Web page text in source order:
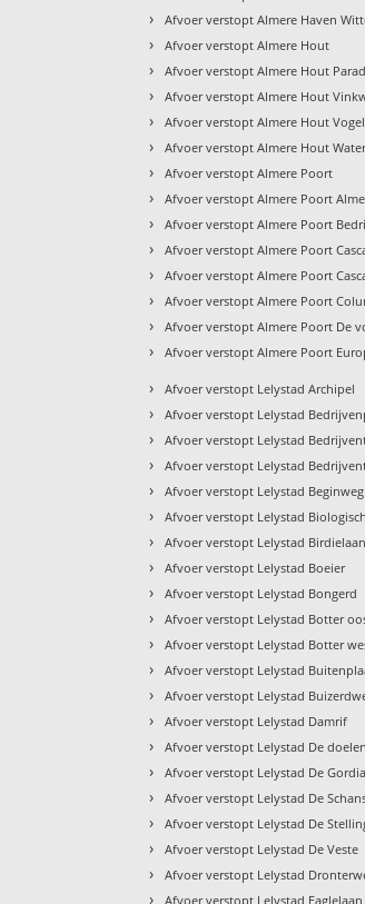
› Afvoer verstopt Almere Haven
› Afvoer verstopt Almere Hout
› Afvoer verstopt Almere Hout
› Afvoer verstopt Almere Hout
› Afvoer verstopt Almere Hout
› Afvoer verstopt Almere Hout
› Afvoer verstopt Almere Poort
› Afvoer verstopt Almere Poort
› Afvoer verstopt Almere Poort
› Afvoer verstopt Almere Poort
› Afvoer verstopt Almere Poort
› Afvoer verstopt Almere Poort
› Afvoer verstopt Almere Poort De
› Afvoer verstopt Almere Poort
› Afvoer verstopt Lelystad Archipel
› Afvoer verstopt Lelystad
› Afvoer verstopt Lelystad
› Afvoer verstopt Lelystad
› Afvoer verstopt Lelystad Beginweg
› Afvoer verstopt Lelystad
› Afvoer verstopt Lelystad Birdielaan
› Afvoer verstopt Lelystad Boeier
› Afvoer verstopt Lelystad Bongerd
› Afvoer verstopt Lelystad Botter
› Afvoer verstopt Lelystad Botter
› Afvoer verstopt Lelystad
› Afvoer verstopt Lelystad
› Afvoer verstopt Lelystad Damrif
› Afvoer verstopt Lelystad De doelen
› Afvoer verstopt Lelystad De
› Afvoer verstopt Lelystad De
› Afvoer verstopt Lelystad De
› Afvoer verstopt Lelystad De Veste
› Afvoer verstopt Lelystad
› Afvoer verstopt Lelystad Eaglelaan